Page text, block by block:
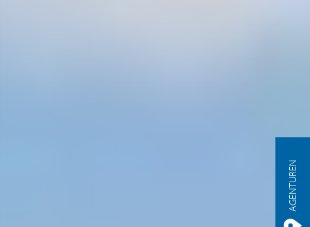
AGENTUREN